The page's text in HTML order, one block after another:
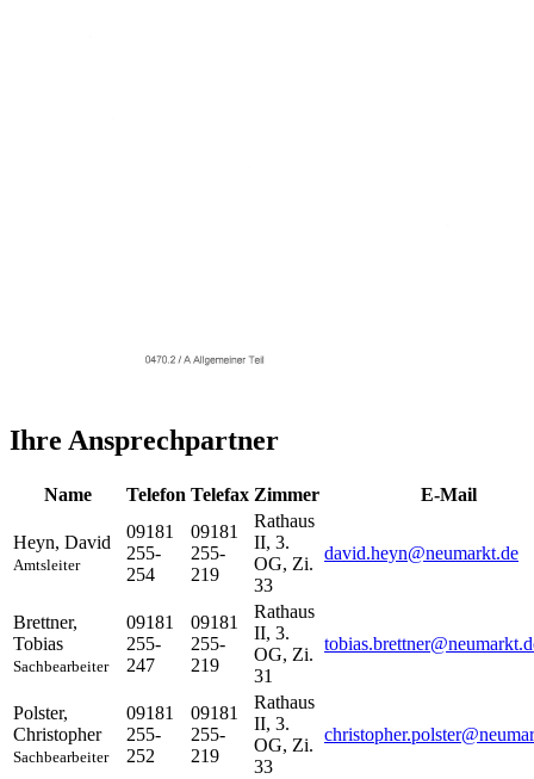
Ihre Ansprechpartner
Name Telefon Telefax Zimmer E-Mail
Heyn, David
Amtsleiter
09181
255-
254
09181
255-
219
Rathaus
II, 3.
OG, Zi.
33
david.heyn@neumarkt.de
Brettner,
Tobias
Sachbearbeiter
09181
255-
247
09181
255-
219
Rathaus
II, 3.
OG, Zi.
31
Polster,
Christopher
Sachbearbeiter
09181
255-
252
09181
255-
219
Rathaus
II, 3.
OG, Zi.
33